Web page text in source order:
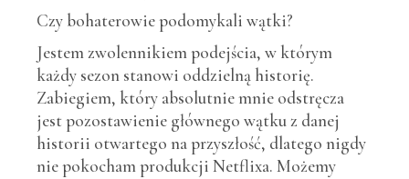
Czy bohaterowie podomykali wątki?
Jestem zwolennikiem podejścia, w którym
każdy sezon stanowi oddzielną historię.
Zabiegiem, który absolutnie mnie odstręcza
jest pozostawienie głównego wątku z danej
historii otwartego na przyszłość, dlatego nigdy
nie pokocham produkcji Netflixa. Możemy